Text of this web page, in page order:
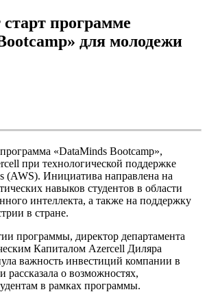
программе
для молодежи
«DataMinds Bootcamp»,
при технологической поддержке
(AWS). Инициатива направлена на
навыков студентов в области
интеллекта, а также на поддержку
в стране.
программы, директор департамента
Капиталом Azercell Диляра
важность инвестиций компании в
рассказала о возможностях,
в рамках программы.